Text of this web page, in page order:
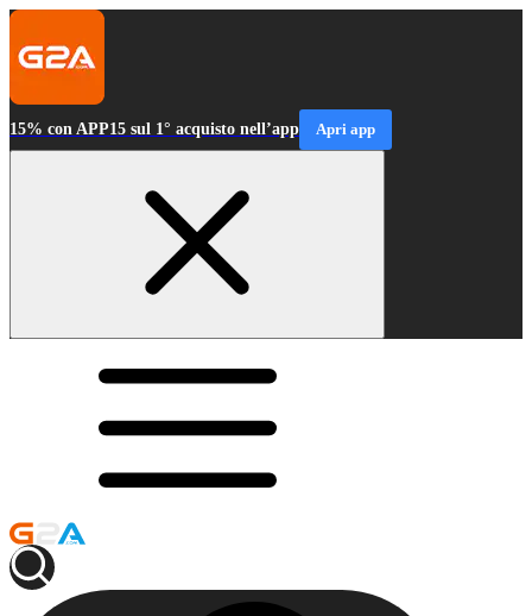
15% con APP15 sul 1° acquisto nell’app Apri app